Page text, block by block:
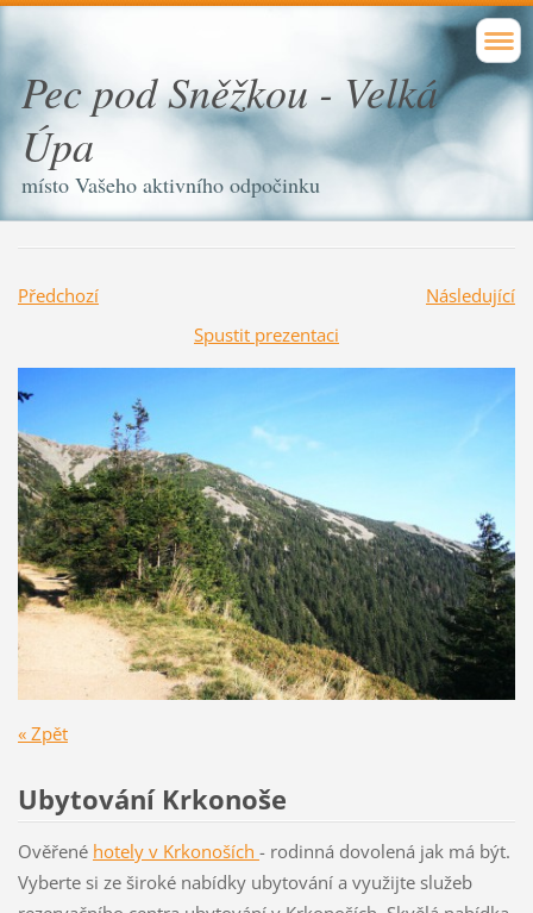
Pec pod Sněžkou - Velká
Úpa
místo Vašeho aktivního odpočinku
Předchozí
Následující
Spustit prezentaci
« Zpět
Ubytování Krkonoše
Ověřené hotely v Krkonoších - rodinná dovolená jak má být.
Vyberte si ze široké nabídky ubytování a využijte služeb